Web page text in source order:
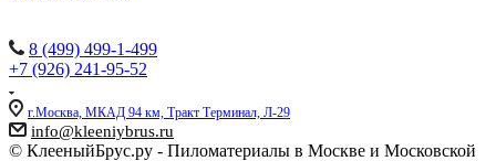
8 (499) 499-1-499
+7 (926) 241-95-52
г.Москва, МКАД 94 км, Тракт Терминал, Л-29
info@kleeniybrus.ru
© КлееныйБрус.ру - Пиломатериалы в Москве и Московской